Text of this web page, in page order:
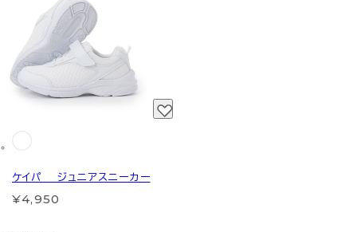
ケイパ ジュニアスニーカー
¥4,950